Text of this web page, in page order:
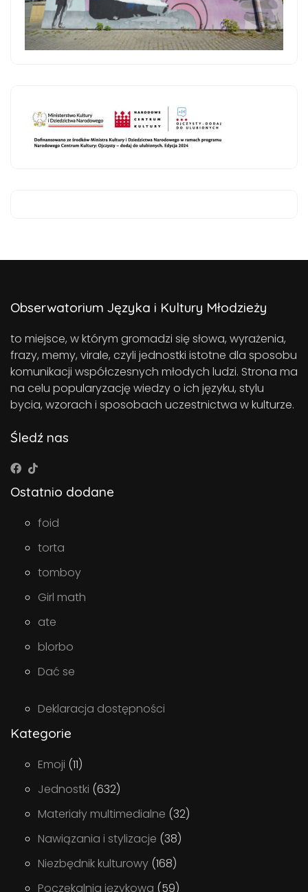
Obserwatorium Języka i Kultury Młodzieży
to miejsce, w którym gromadzi się słowa, wyrażenia,
frazy, memy, virale, czyli jednostki istotne dla sposobu
komunikacji współczesnych młodych ludzi. Strona ma
na celu popularyzację wiedzy o ich języku, stylu
bycia, wzorach i sposobach uczestnictwa w kulturze.
Śledź nas
Ostatnio dodane
foid
torta
tomboy
Girl math
ate
blorbo
Dać se
Deklaracja dostępności
Kategorie
Emoji (11)
Jednostki (632)
Materiały multimedialne (32)
Nawiązania i stylizacje (38)
Niezbędnik kulturowy (168)
Poczekalnia językowa (59)